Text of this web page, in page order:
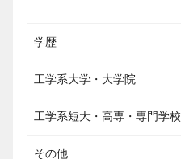
学歴
工学系大学・大学院
工学系短大・高専・専門学校
その他